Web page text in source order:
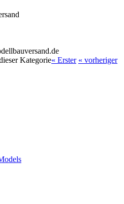
Kategorie« Erster « vorheriger